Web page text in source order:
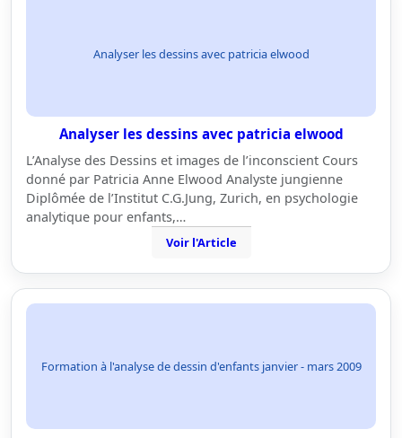
Analyser les dessins avec patricia elwood
Analyser les dessins avec patricia elwood
L’Analyse des Dessins et images de l’inconscient Cours
donné par Patricia Anne Elwood Analyste jungienne
Diplômée de l’Institut C.G.Jung, Zurich, en psychologie
analytique pour enfants,…
Voir l'Article
Formation à l'analyse de dessin d'enfants janvier - mars 2009